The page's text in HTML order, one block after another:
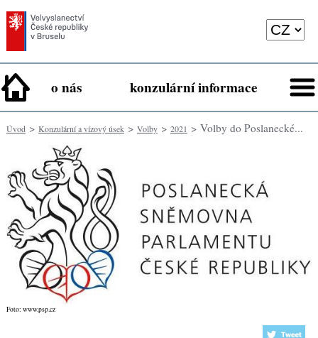
o nás konzulární informace
Úvod> Konzulární a vízový úsek> Volby> 2021 > Volby do Poslanecké...
Foto: www.psp.cz